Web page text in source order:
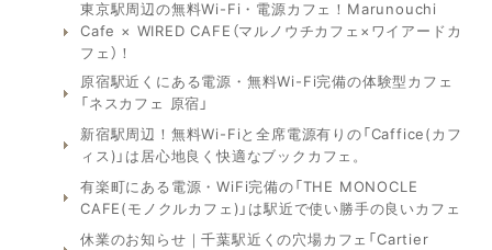
東京駅周辺の無料Wi-Fi・電源カフェ！Marunouchi
Cafe × WIRED CAFE（マルノウチカフェ×ワイアードカ
フェ）！
原宿駅近くにある電源・無料Wi-Fi完備の体験型カフェ
「ネスカフェ 原宿」
新宿駅周辺！無料Wi-Fiと全席電源有りの「Caffice(カフ
ィス)」は居心地良く快適なブックカフェ。
有楽町にある電源・WiFi完備の「THE MONOCLE
CAFE(モノクルカフェ)」は駅近で使い勝手の良いカフェ
休業のお知らせ｜千葉駅近くの穴場カフェ「Cartier